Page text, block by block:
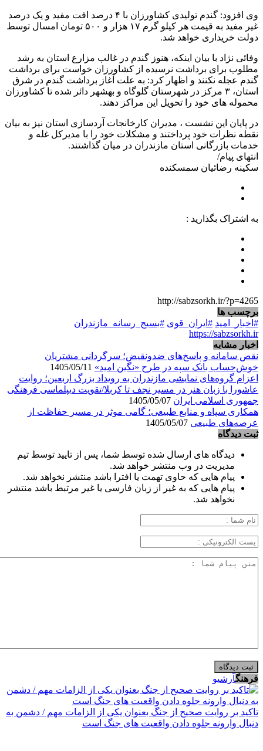
وی افزود: گندم تولیدی کشاورزان با ۴ درصد افت مفید و یک درصد
غیر مفید به قیمت هر کیلو گرم ۱۷ هزار و ۵۰۰ تومان امسال توسط
دولت خریداری خواهد شد.
وفائی نژاد با بیان اینکه، هنوز گندم در غالب مزارع استان به رشد
مطلوب برای برداشت نرسیده از کشاورزان خواست برای برداشت
گندم عجله نکنند و اظهار کرد: به علت آغاز برداشت گندم در شرق
استان، ۳ مرکز در شهرستان گلوگاه و بهشهر دائر شده تا کشاورزان
محموله های خود را تحویل این مراکز دهند.
در پایان این نشست ، مدیران کارخانجات آردسازی استان نیز به بیان
نقطه نظرات خود پرداختند و مشکلات خود را با مدیرکل غله و
خدمات بازرگانی استان مازندران در میان گذاشتند.
انتهای پیام/
سکینه رضائیان سمسکنده
به اشتراک بگذارید :
http://sabzsorkh.ir/?p=4265
برچسب ها
#اخبار_امید #ایران_قوی #بسیج_رسانه_مازندران
https://sabzsorkh.ir
اخبار مشابه
نقص سامانه و پاسخ‌های ضدونقیض؛ سرگردانی مشتریان
خوش‌حساب بانک سپه در طرح «نگین امید»
اعزام گروه‌های نمایشی مازندران به رویداد بزرگ اربعین؛ روایت
عاشورا با زبان هنر در مسیر نجف تا کربلا/تقویت دیپلماسی فرهنگی
جمهوری اسلامی ایران
همکاری سپاه و منابع طبیعی؛ گامی موثر در مسیر حفاظت از
عرصه‌های طبیعی
ثبت دیدگاه
دیدگاه های ارسال شده توسط شما، پس از تایید توسط تیم
مدیریت در وب منتشر خواهد شد.
پیام هایی که حاوی تهمت یا افترا باشد منتشر نخواهد شد.
پیام هایی که به غیر از زبان فارسی یا غیر مرتبط باشد منتشر
نخواهد شد.
فرهنگآرشیو
تاکید بر روایت صحیح از جنگ بعنوان یکی از الزامات مهم / دشمن به
دنبال وارونه جلوه دادن واقعیت های جنگ است